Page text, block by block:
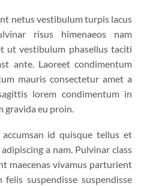
netus vestibulum turpis lacus
risus himenaeos nam
ut vestibulum phasellus taciti
ante. Laoreet condimentum
mauris consectetur amet a
lorem condimentum in
gravida eu proin.
id quisque tellus et
a nam. Pulvinar class
maecenas vivamus parturient
suspendisse suspendisse